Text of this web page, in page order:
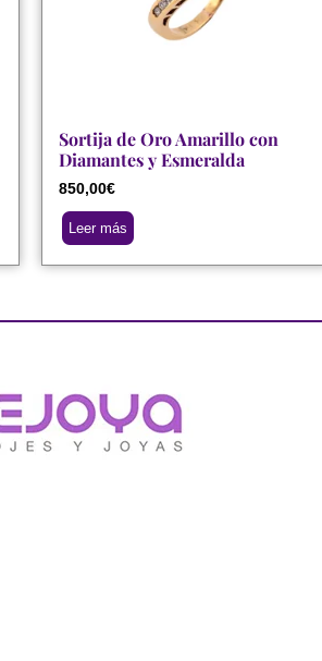
Sortija de Oro Amarillo con
Diamantes y Esmeralda
850,00€
Leer más